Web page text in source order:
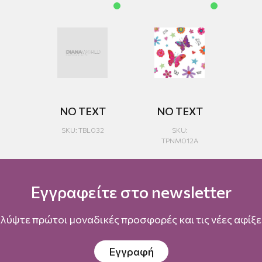
NO TEXT
SKU: TBL032
NO TEXT
SKU:
TPNM012A
Εγγραφείτε στο newsletter
πρώτοι μοναδικές προσφορές και τις νέες
Εγγραφή